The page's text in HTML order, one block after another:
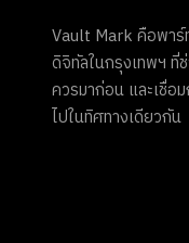
Vault Mark คือพาร์
ดิจิทัลในกรุงเทพฯ ที่
ควรมาก่อน และเชื่อ
ไปในทิศทางเดียวกัน